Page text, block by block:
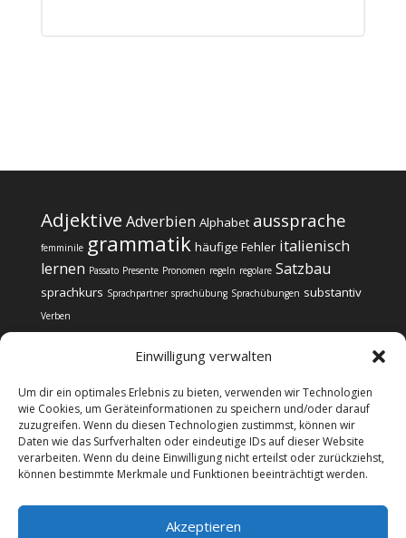
Einwilligung verwalten
Um dir ein optimales Erlebnis zu bieten, verwenden wir Technologien
wie Cookies, um Geräteinformationen zu speichern und/oder darauf
zuzugreifen. Wenn du diesen Technologien zustimmst, können wir
Daten wie das Surfverhalten oder eindeutige IDs auf dieser Website
verarbeiten. Wenn du deine Einwilligung nicht erteilst oder zurückziehst,
können bestimmte Merkmale und Funktionen beeinträchtigt werden.
Akzeptieren
Adjektive Adverbien Alphabet aussprache
femminile grammatik häufige Fehler italienisch
lernen Passato Presente Pronomen regeln regolare Satzbau
sprachkurs Sprachpartner sprachübung Sprachübungen substantiv
Verben
Impressum
Datenschutz
Cookie-Richtlinie (EU)
@copyright Web24 Consulting AVO | 2024-2025 * Wir
informieren über Sprachkurse, verkaufen selbst aber